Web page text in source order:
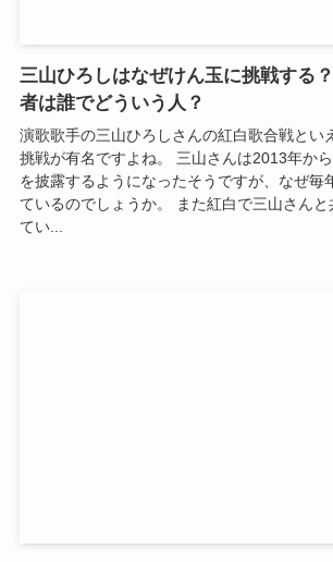
三山ひろしはなぜけん玉に挑戦する
者は誰でどういう人？
演歌歌手の三山ひろしさんの紅白歌合戦とい
挑戦が有名ですよね。 三山さんは2013年か
を披露するようになったそうですが、なぜ毎
ているのでしょうか。 また紅白で三山さん
てい...